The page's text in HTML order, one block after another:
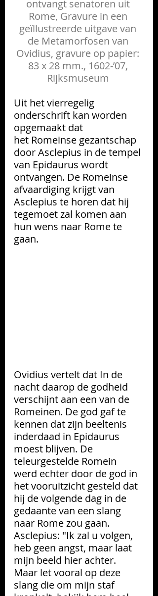
ontvangt senatoren uit
Rome, Gravure in een
geïllustreerde uitgave van
de Metamorfosen van
Ovidius, gravure op papier:
83 x 28 mm., 1602-’07,
Rijksmuseum
Uit het vierregelig
onderschrift kan worden
opgemaakt dat
het Romeinse gezantschap
door Asclepius in de tempel
van Epidaurus wordt
ontvangen. De Romeinse
afvaardiging krijgt van
Asclepius te horen dat hij
tegemoet zal komen aan
hun wens naar Rome te
gaan.
Ovidius vertelt dat In de
nacht daarop de godheid
verschijnt aan een van de
Romeinen. De god gaf te
kennen dat zijn beeltenis
inderdaad in Epidaurus
moest blijven. De
teleurgestelde Romein
werd echter door de god in
het vooruitzicht gesteld dat
hij de volgende dag in de
gedaante van een slang
naar Rome zou gaan.
Asclepius: "Ik zal u volgen,
heb geen angst, maar laat
mijn beeld hier achter.
Maar let vooral op deze
slang die om mijn staf